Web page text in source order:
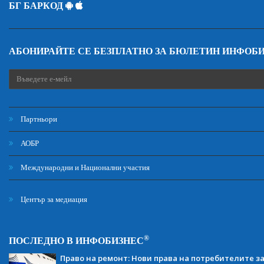
БГ БАРКОД
АБОНИРАЙТЕ СЕ БЕЗПЛАТНО ЗА БЮЛЕТИН
Партньори
АОБР
Международни и Национални участия
Център за медиация
ПОСЛЕДНО В ИНФОБИЗНЕС®
Право на ремонт: Нови права на потребителите